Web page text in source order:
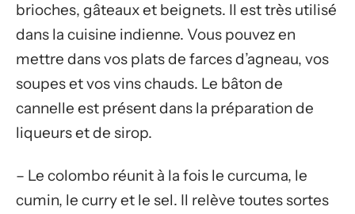
brioches, gâteaux et beignets. Il est très utilisé
dans la cuisine indienne. Vous pouvez en
mettre dans vos plats de farces d’agneau, vos
soupes et vos vins chauds. Le bâton de
cannelle est présent dans la préparation de
liqueurs et de sirop.
– Le colombo réunit à la fois le curcuma, le
cumin, le curry et le sel. Il relève toutes sortes